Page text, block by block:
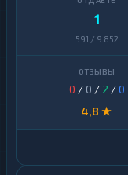
1
591 / 9 852
0 / 0 / 2 /0
4,8 ★